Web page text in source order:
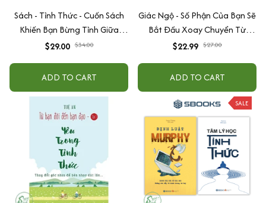
Sách - Tỉnh Thức - Cuốn Sách
Khiến Bạn Bừng Tỉnh Giữa
Cuộc Đời Đầy Mê Muội - Cú
$29.00 $34.00
ADD TO CART
Giác Ngộ - Số Phận Của Bạn Sẽ
Bắt Đầu Xoay Chuyển Từ
Cuốn Sách Này
$22.99 $27.00
ADD TO CART
SALE